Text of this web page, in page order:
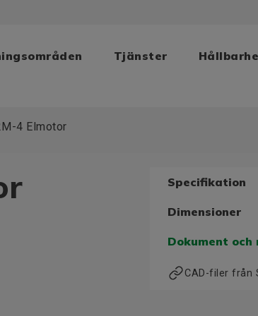
Tjänster
4 Elmotor
Specifikation
Dimensioner
Dokument och
CAD-filer från